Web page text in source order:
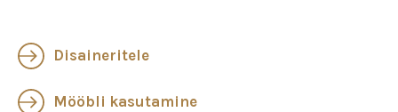
Disaineritele
Mööbli kasutamine